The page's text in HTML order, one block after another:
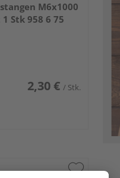
M6x1000
Stk 958 6 75
2,30 € / Stk.